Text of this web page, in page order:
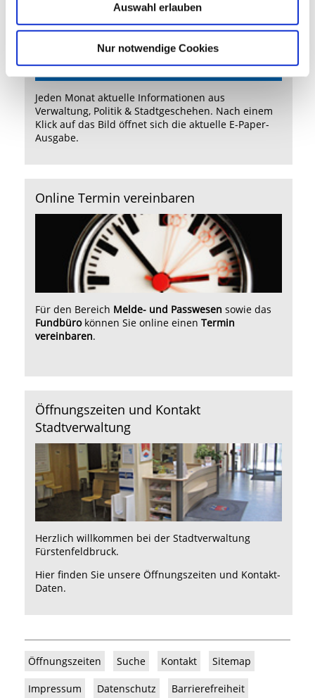
Auswahl erlauben
Nur notwendige Cookies
Jeden Monat aktuelle Informationen aus
Verwaltung, Politik & Stadtgeschehen. Nach einem
Klick auf das Bild öffnet sich die aktuelle E-Paper-
Ausgabe.
Online Termin vereinbaren
Für den Bereich Melde- und Passwesen sowie das
Fundbürokönnen Sie online einen Termin
vereinbaren.
Öffnungszeiten und Kontakt
Stadtverwaltung
Herzlich willkommen bei der Stadtverwaltung
Fürstenfeldbruck.
Hier finden Sie unsere Öffnungszeiten und Kontakt-
Daten.
Öffnungszeiten Suche Kontakt Sitemap
Impressum Datenschutz Barrierefreiheit